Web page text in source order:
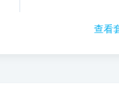
查看